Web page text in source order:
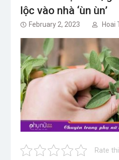
lộc vào nhà ‘ùn ùn’
February 2, 2023 Hoai
Rate